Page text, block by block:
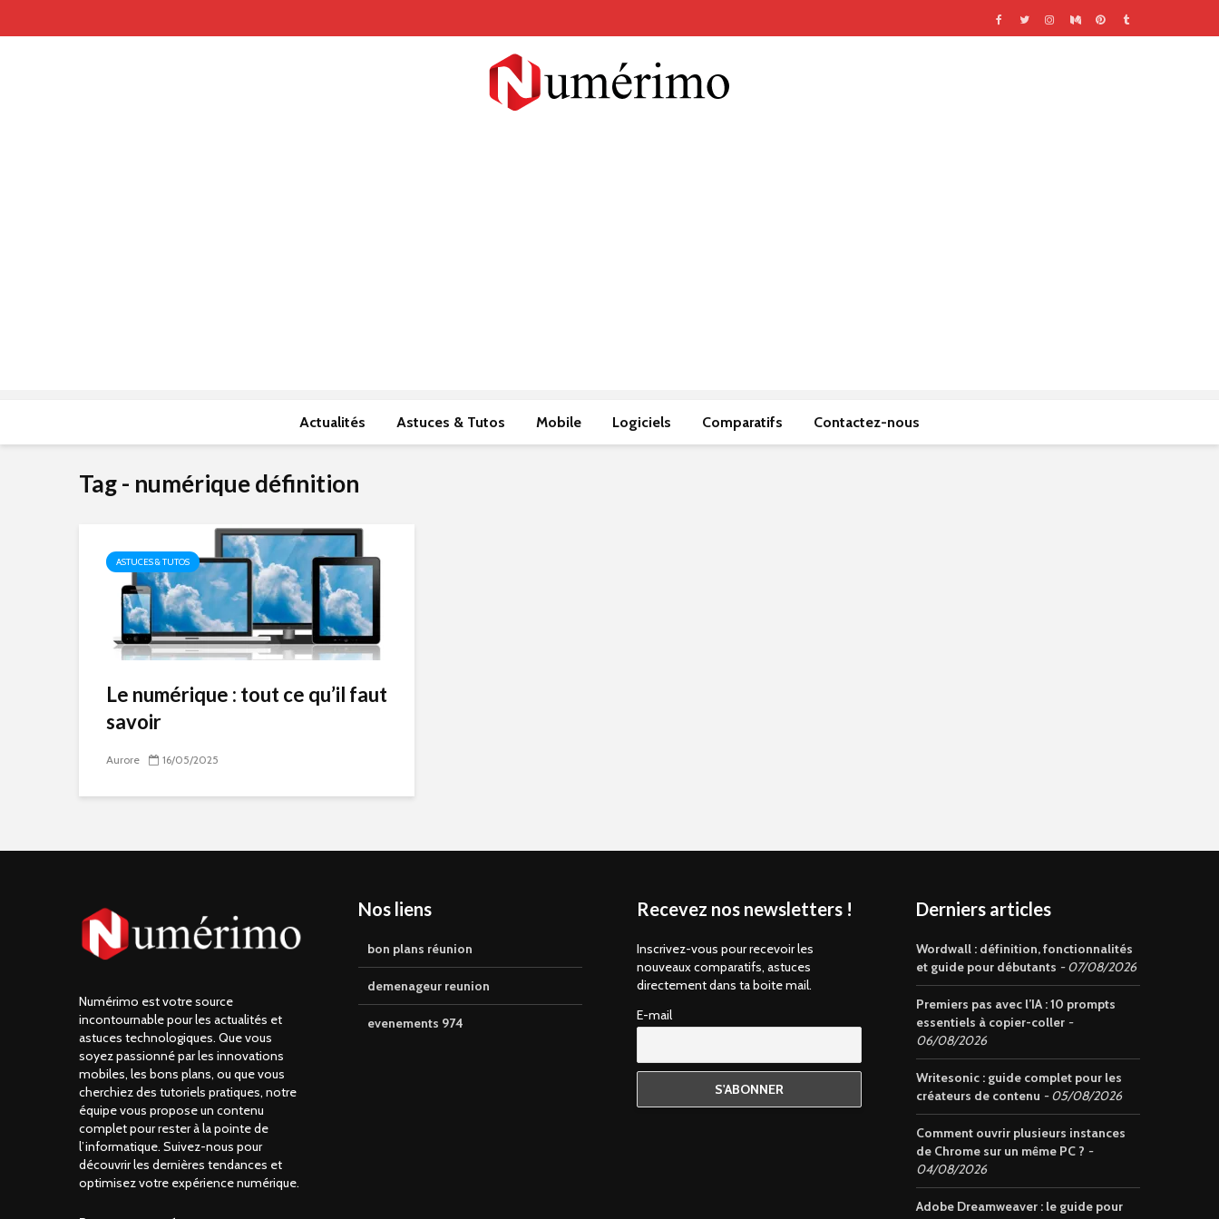
Actualités Astuces & Tutos Mobile Logiciels Comparatifs Contactez-nous
Tag - numérique définition
ASTUCES & TUTOS
Le numérique : tout ce qu’il faut
savoir
Aurore 16/05/2025
Numérimo est votre source
incontournable pour les actualités et
astuces technologiques. Que vous
soyez passionné par les innovations
mobiles, les bons plans, ou que vous
cherchiez des tutoriels pratiques, notre
équipe vous propose un contenu
complet pour rester à la pointe de
l’informatique. Suivez-nous pour
découvrir les dernières tendances et
optimisez votre expérience numérique.
Nos liens
bon plans réunion
demenageur reunion
evenements 974
Recevez nos newsletters !
Inscrivez-vous pour recevoir les
nouveaux comparatifs, astuces
directement dans ta boite mail.
E-mail
Derniers articles
Wordwall : définition, fonctionnalités
et guide pour débutants
07/08/2026
Premiers pas avec l’IA : 10 prompts
essentiels à copier-coller
06/08/2026
Writesonic : guide complet pour les
créateurs de contenu
05/08/2026
Comment ouvrir plusieurs instances
de Chrome sur un même PC ?
04/08/2026
Adobe Dreamweaver : le guide pour